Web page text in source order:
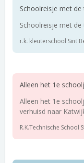
Schoolreisje met
Schoolreisje met
r.k. kleuterschool Sint
Alleen het 1e
Alleen het 1e
verhuisd naar
R.K.Technische School